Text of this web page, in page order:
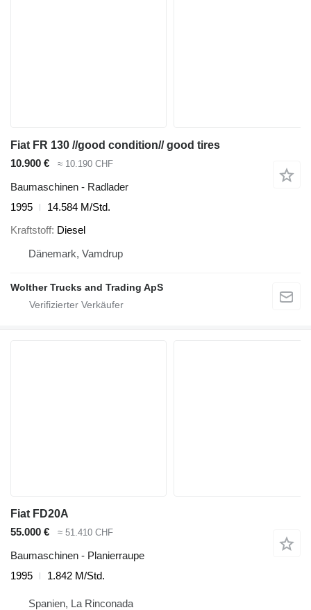
Fiat FR 130 //good condition// good tires
10.900 €
≈ 10.190 CHF
Baumaschinen - Radlader
1995
14.584 M/Std.
Kraftstoff Diesel
Dänemark, Vamdrup
Wolther Trucks and Trading ApS
Fiat FD20A
55.000 €
≈ 51.410 CHF
Baumaschinen - Planierraupe
1995
1.842 M/Std.
Spanien, La Rinconada